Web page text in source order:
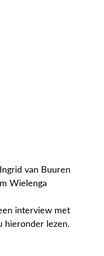
van Buuren
Wielenga
interview met
hieronder lezen.